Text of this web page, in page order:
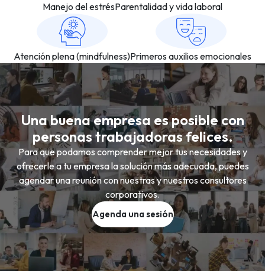
Manejo del estrésParentalidad y vida laboral
Atención plena (mindfulness)Primeros auxilios emocionales
Una buena empresa es posible con
personas trabajadoras felices.
Para que podamos comprender mejor tus necesidades y
ofrecerle a tu empresa la solución más adecuada, puedes
agendar una reunión con nuestras y nuestros consultores
corporativos.
Agenda una sesión